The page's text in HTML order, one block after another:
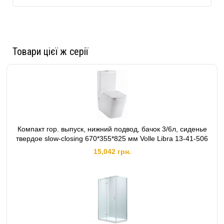
Товари цієї ж серії
Компакт гор. выпуск, нижний подвод, бачок 3/6л, сиденье
твердое slow-closing 670*355*825 мм Volle Libra 13-41-506
15,042 грн.